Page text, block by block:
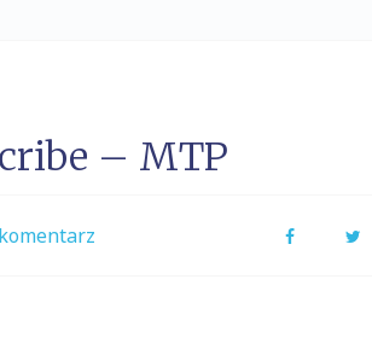
– MTP
Facebook